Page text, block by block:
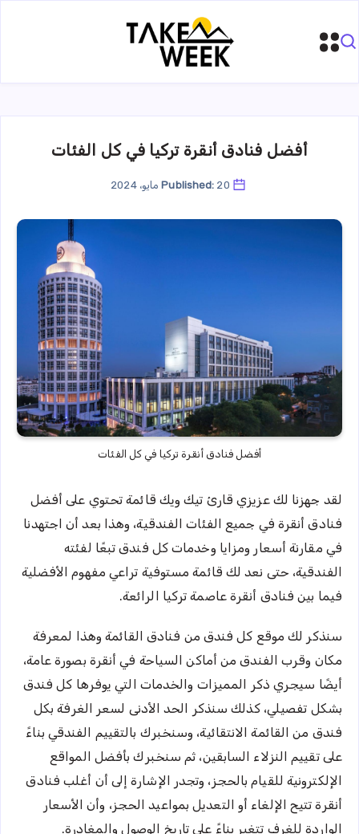
أفضل فنادق أنقرة تركيا في كل الفئات
Published: 20 مايو، 2024
أفضل فنادق أنقرة تركيا في كل الفئات
لقد جهزنا لك عزيزي قارئ تيك ويك قائمة تحتوي على أفضل
فنادق أنقرة في جميع الفئات الفندقية، وهذا بعد أن اجتهدنا
في مقارنة أسعار ومزايا وخدمات كل فندق تبعًا لفئته
الفندقية، حتى نعد لك قائمة مستوفية تراعي مفهوم الأفضلية
فيما بين فنادق أنقرة عاصمة تركيا الرائعة.
سنذكر لك موقع كل فندق من فنادق القائمة وهذا لمعرفة
مكان وقرب الفندق من أماكن السياحة في أنقرة بصورة عامة،
أيضًا سيجري ذكر المميزات والخدمات التي يوفرها كل فندق
بشكل تفصيلي، كذلك سنذكر الحد الأدنى لسعر الغرفة بكل
فندق من القائمة الانتقائية، وسنخبرك بالتقييم الفندقي بناءً
على تقييم النزلاء السابقين، ثم سنخبرك بأفضل المواقع
الإلكترونية للقيام بالحجز، وتجدر الإشارة إلى أن أغلب فنادق
أنقرة تتيح الإلغاء أو التعديل بمواعيد الحجز، وأن الأسعار
الواردة للغرف تتغير بناءً على تاريخ الوصول والمغادرة.